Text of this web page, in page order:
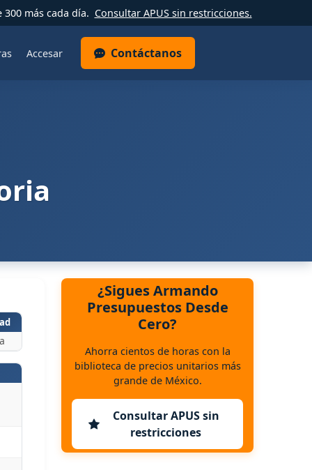
más cada día. Consultar APUS sin restricciones.
Accesar Contáctanos
¿Sigues Armando
Presupuestos Desde
Cero?
Ahorra cientos de horas con la
biblioteca de precios unitarios más
grande de México.
Consultar APUS sin
restricciones